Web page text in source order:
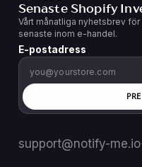
Senaste Shopify
Vårt månatliga nyhetsbrev
senaste inom e-handel.
E-postadress
support@notify-me.io